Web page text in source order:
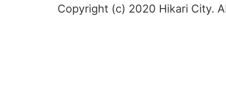
Copyright (c) 2020 Hikari City.